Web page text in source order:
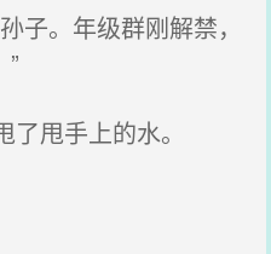
子。年级群刚解禁，
甩手上的水。